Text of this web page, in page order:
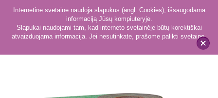
x
Internetinė svetainė naudoja slapukus (angl. Cookies), išsaugodama
informaciją Jūsų kompiuteryje.
Slapukai naudojami tam, kad interneto svetainėje būtų korektiškai
atvaizduojama informacija. Jei nesutinkate, prašome palikti svetainę.
Sandarinimo juostos 40